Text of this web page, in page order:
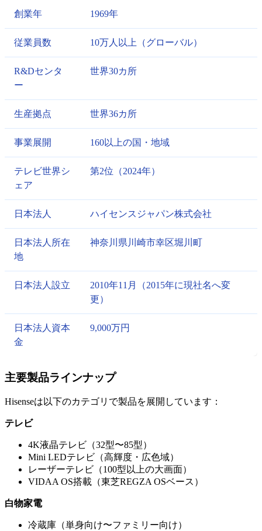
創業年 1969年
従業員数 10万人以上（グローバル）
R&Dセンタ
ー
世界30カ所
生産拠点 世界36カ所
事業展開 160以上の国・地域
テレビ世界シ
ェア
第2位（2024年）
日本法人 ハイセンスジャパン株式会社
日本法人所在
地
神奈川県川崎市幸区堀川町
日本法人設立
2010年11月（2015年に現社名へ変
更）
日本法人資本
金
9,000万円
主要製品ラインナップ
Hisenseは以下のカテゴリで製品を展開しています：
テレビ
4K液晶テレビ（32型〜85型）
Mini LEDテレビ（高輝度・広色域）
レーザーテレビ（100型以上の大画面）
VIDAA OS搭載（東芝REGZA OSベース）
白物家電
冷蔵庫（単身向け〜ファミリー向け）